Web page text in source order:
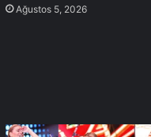
Ağustos 5, 2026